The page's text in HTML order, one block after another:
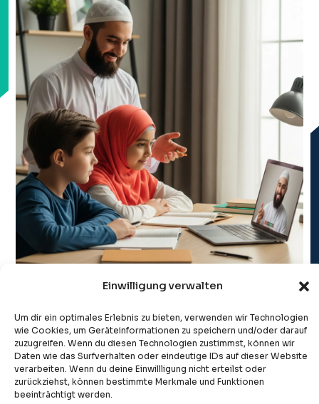
Einwilligung verwalten
Um dir ein optimales Erlebnis zu bieten, verwenden wir Technologien
wie Cookies, um Geräteinformationen zu speichern und/oder darauf
zuzugreifen. Wenn du diesen Technologien zustimmst, können wir
Daten wie das Surfverhalten oder eindeutige IDs auf dieser Website
verarbeiten. Wenn du deine Einwillligung nicht erteilst oder
zurückziehst, können bestimmte Merkmale und Funktionen
beeinträchtigt werden.